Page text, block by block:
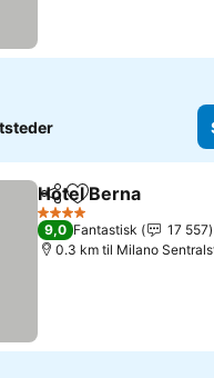
Del Legg til i
Hotel Berna
4 Stjerner
9,0 Fantastisk
17 557
0.3 km til Milano